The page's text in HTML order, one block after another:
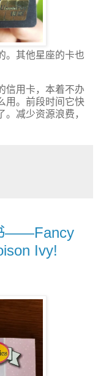
。其他星座的卡也
信用卡，本着不办
用。前段时间它快
减少资源浪费，
——Fancy
Ivy!